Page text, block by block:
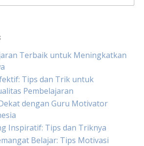
Terbaik untuk Meningkatkan
Tips dan Trik untuk
Pembelajaran
dengan Guru Motivator
Inspiratif: Tips dan Triknya
Belajar: Tips Motivasi